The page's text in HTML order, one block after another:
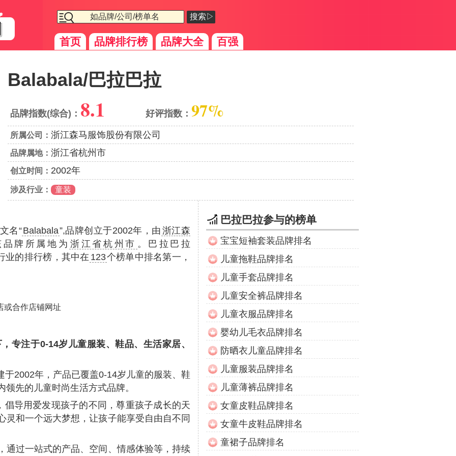
搜索▷
首页 品牌排行榜 品牌大全 百强
Balabala/巴拉巴拉
品牌指数(综合)： 8.1 好评指数： 97%
所属公司： 浙江森马服饰股份有限公司
品牌属地： 浙江省杭州市
创立时间： 2002年
涉及行业： 童装
名“Balabala”,品牌创立于2002年，由 浙江森
牌所属地为 浙江省杭州市 。巴拉巴拉
业的排行榜，其中在 123个榜单中排名第一，
或合作店铺网址
专注于0-14岁儿童服装、鞋品、生活家居、
于2002年，产品已覆盖0-14岁儿童的服装、鞋
先的儿童时尚生活方式品牌。
倡导用爱发现孩子的不同，尊重孩子成长的天
灵和一个远大梦想，让孩子能享受自由自不同
通过一站式的产品、空间、情感体验等，持续
巴拉巴拉参与的榜单
宝宝短袖套装品牌排名
儿童拖鞋品牌排名
儿童手套品牌排名
儿童安全裤品牌排名
儿童衣服品牌排名
婴幼儿毛衣品牌排名
防晒衣儿童品牌排名
儿童服装品牌排名
儿童薄裤品牌排名
女童皮鞋品牌排名
女童牛皮鞋品牌排名
童裙子品牌排名